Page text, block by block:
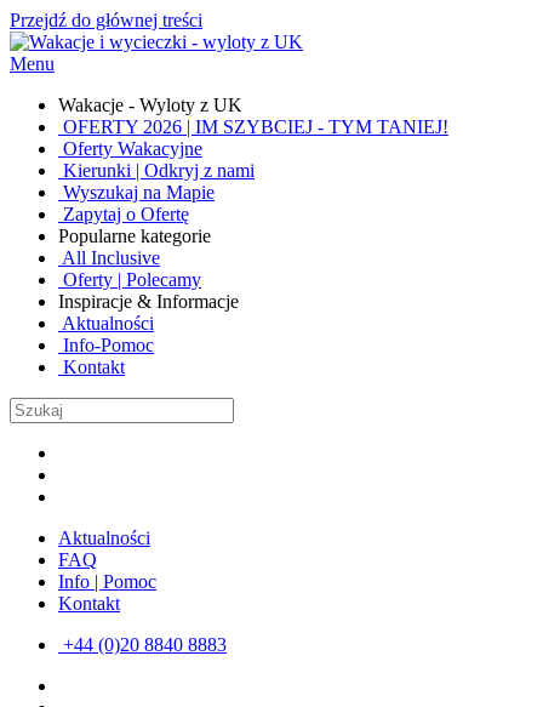
Przejdź do głównej treści
Menu
Wakacje - Wyloty z UK
OFERTY 2026 | IM SZYBCIEJ - TYM TANIEJ!
Oferty Wakacyjne
Kierunki | Odkryj z nami
Wyszukaj na Mapie
Zapytaj o Ofertę
Popularne kategorie
All Inclusive
Oferty | Polecamy
Inspiracje & Informacje
Aktualności
Info-Pomoc
Kontakt
Aktualności
FAQ
Info | Pomoc
Kontakt
+44 (0)20 8840 8883